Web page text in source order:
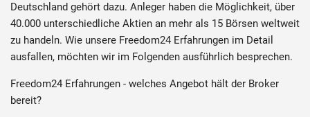
Zum Anbieter
Zum Anbieter
Deutschland gehört dazu. Anleger haben die Möglichkeit, über
40.000 unterschiedliche Aktien an mehr als 15 Börsen weltweit
zu handeln. Wie unsere Freedom24 Erfahrungen im Detail
ausfallen, möchten wir im Folgenden ausführlich besprechen.
Freedom24 Erfahrungen - welches Angebot hält der Broker
bereit?